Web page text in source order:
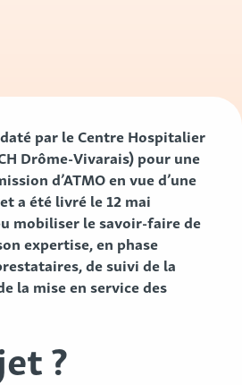
par le Centre Hospitalier
Drôme-Vivarais) pour une
d’ATMO en vue d’une
a été livré le 12 mai
mobiliser le savoir-faire de
expertise, en phase
de suivi de la
la mise en service des
?